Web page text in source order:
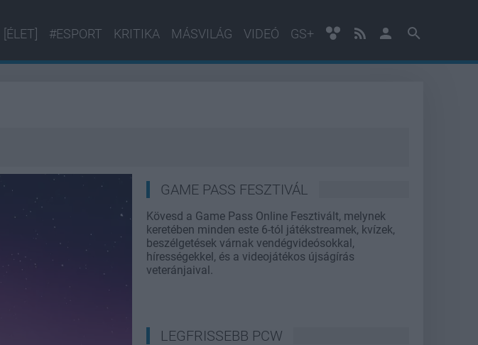
[ÉLET] #ESPORT KRITIKA MÁSVILÁG VIDEÓ GS+
GAME PASS FESZTIVÁL
Kövesd a Game Pass Online Fesztivált, melynek
keretében minden este 6-tól játékstreamek, kvízek,
beszélgetések várnak vendégvideósokkal,
hírességekkel, és a videojátékos újságírás
veteránjaival.
LEGFRISSEBB PCW